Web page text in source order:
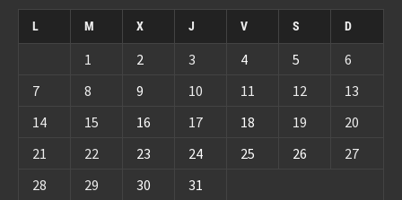
L M X J V S D
1 2 3 4 5
6
7
8 9 10 11 12
13
14
15 16 17 18 19
20
21
22 23 24 25 26
27
28
29 30 31